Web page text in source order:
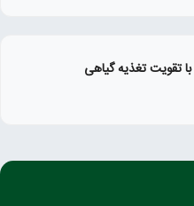
تقویت تغذیه گیاهی